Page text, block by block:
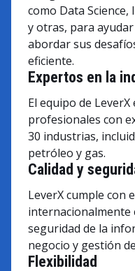
Expertos en la
El equipo de
profesionales con
30 industrias,
petróleo y gas.
Calidad y
LeverX cumple con
internacionalmente
seguridad de la
negocio y gestión
como Data Science,
y otras, para
abordar sus
eficiente.
Flexibilidad